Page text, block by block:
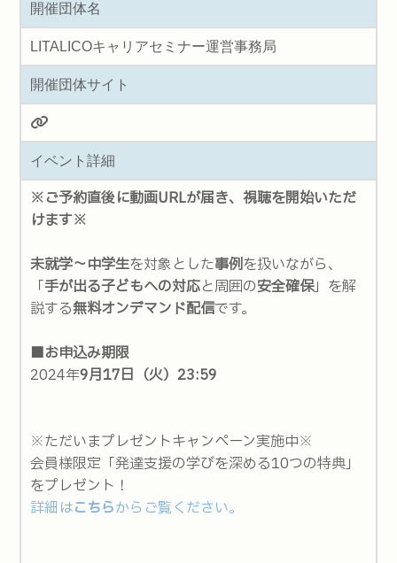
開催団体名
LITALICOキャリアセミナー運営事務局
開催団体サイト
イベント詳細
※ご予約直後に動画URLが届き、視聴を開始いただ
けます※
未就学～中学生を対象とした事例を扱いながら、
「手が出る子どもへの対応と周囲の安全確保」を解
説する無料オンデマンド配信です。
■お申込み期限
2024年9月17日（火）23:59
※ただいまプレゼントキャンペーン実施中※
会員様限定「発達支援の学びを深める10つの特典」
をプレゼント！
詳細はこちらからご覧ください。